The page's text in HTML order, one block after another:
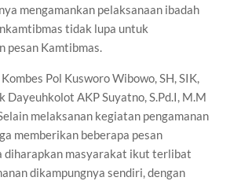
mengamankan pelaksanaan ibadah
tidak lupa untuk
pesan Kamtibmas.
Pol Kusworo Wibowo, SH, SIK,
Dayeuhkolot AKP Suyatno, S.Pd.I, M.M
melaksanan kegiatan pengamanan
memberikan beberapa pesan
diharapkan masyarakat ikut terlibat
dikampungnya sendiri, dengan